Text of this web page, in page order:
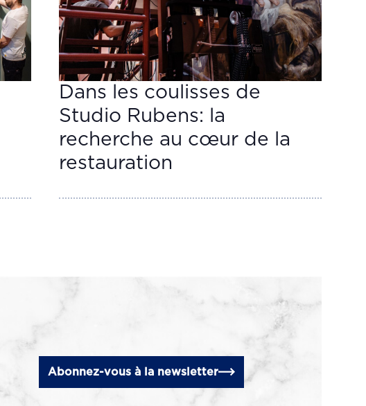
Dans les coulisses de
Studio Rubens: la
recherche au cœur de la
restauration
Abonnez-vous à la newsletter